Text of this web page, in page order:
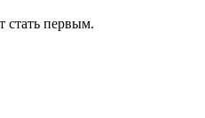
первым.